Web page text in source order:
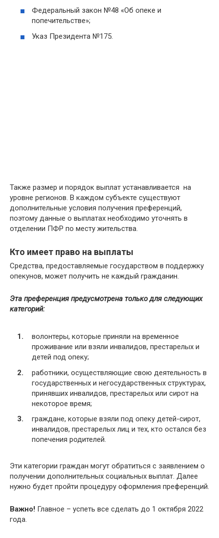
Федеральный закон №48 «Об опеке и
попечительстве»;
Указ Президента №175.
Также размер и порядок выплат устанавливается на
уровне регионов. В каждом субъекте существуют
дополнительные условия получения преференций,
поэтому данные о выплатах необходимо уточнять в
отделении ПФР по месту жительства.
Кто имеет право на выплаты
Средства, предоставляемые государством в поддержку
опекунов, может получить не каждый гражданин.
Эта преференция предусмотрена только для следующих
категорий:
волонтеры, которые приняли на временное
проживание или взяли инвалидов, престарелых и
детей под опеку;
работники, осуществляющие свою деятельность в
государственных и негосударственных структурах,
принявших инвалидов, престарелых или сирот на
некоторое время;
граждане, которые взяли под опеку детей-сирот,
инвалидов, престарелых лиц и тех, кто остался без
попечения родителей.
Эти категории граждан могут обратиться с заявлением о
получении дополнительных социальных выплат. Далее
нужно будет пройти процедуру оформления преференций.
Важно! Главное – успеть все сделать до 1 октября 2022
года.